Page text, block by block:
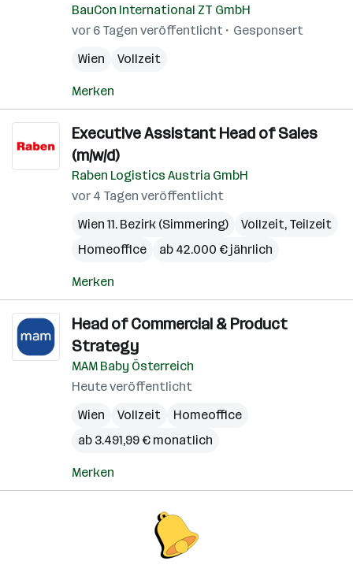
BauCon International ZT GmbH
vor 6 Tagen veröffentlicht
Gesponsert
Wien
Vollzeit
Merken
Executive Assistant Head of Sales
(m/w/d)
Raben Logistics Austria GmbH
vor 4 Tagen veröffentlicht
Wien 11. Bezirk (Simmering)
Vollzeit, Teilzeit
Homeoffice
ab 42.000 € jährlich
Merken
Head of Commercial & Product
Strategy
MAM Baby Österreich
Heute veröffentlicht
Wien
Vollzeit
Homeoffice
ab 3.491,99 € monatlich
Merken